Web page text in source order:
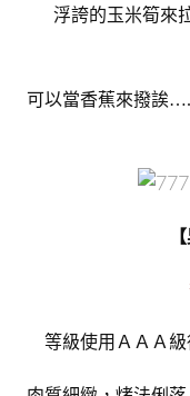
浮誇的玉米筍來
可以當香蕉來撥誒
等級使用ＡＡＡ